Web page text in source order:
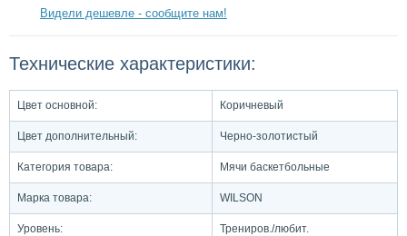
Видели дешевле - сообщите нам!
Технические характеристики:
Цвет основной: Коричневый
Цвет дополнительный: Черно-золотистый
Категория товара: Мячи баскетбольные
Марка товара: WILSON
Уровень: Трениров./любит.